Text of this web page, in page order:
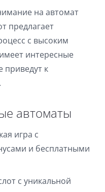
на автомат
предлагает
с высоким
интересные
приведут к
автоматы
игра с
и бесплатными
с уникальной